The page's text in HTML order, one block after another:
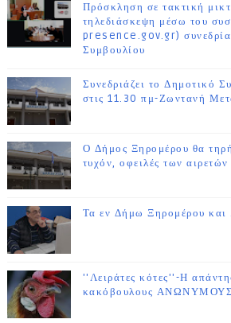
Πρόσκληση σε τακτική
τηλεδιάσκεψη μέσω του
presence.gov.gr)
Συμβουλίου
Συνεδριάζει το Δημοτικό
στις 11.30 πμ-Ζωντανή
Ο Δήμος Ξηρομέρου θα
τυχόν, οφειλές των αιρετών
Τα εν Δήμω Ξηρομέρου και
''Λειράτες κότες''-Η
κακόβουλους ΑΝΩΝΥΜΟΥΣ